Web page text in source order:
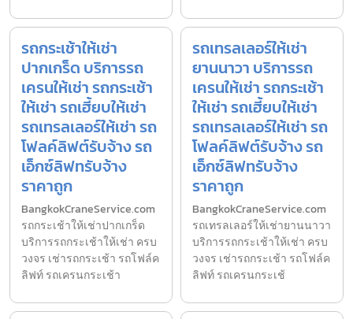
รถกระเช้าให้เช่า
ปากเกร็ด บริการรถ
เครนให้เช่า รถกระเช้า
ให้เช่า รถเฮี้ยบให้เช่า
รถเทรลเลอร์ให้เช่า รถ
โฟลค์ลิฟต์รับจ้าง รถ
เอ็กซ์ลิฟทรับจ้าง
ราคาถูก
BangkokCraneService.com
รถกระเช้าให้เช่าปากเกร็ด
บริการรถกระเช้าให้เช่า ครบ
วงจร เช่ารถกระเช้า รถโฟล์ค
ลิฟท์ รถเครนกระเช้า
รถเทรลเลอร์ให้เช่า
ยานนาวา บริการรถ
เครนให้เช่า รถกระเช้า
ให้เช่า รถเฮี้ยบให้เช่า
รถเทรลเลอร์ให้เช่า รถ
โฟลค์ลิฟต์รับจ้าง รถ
เอ็กซ์ลิฟทรับจ้าง
ราคาถูก
BangkokCraneService.com
รถเทรลเลอร์ให้เช่ายานนาวา
บริการรถกระเช้าให้เช่า ครบ
วงจร เช่ารถกระเช้า รถโฟล์ค
ลิฟท์ รถเครนกระเช้